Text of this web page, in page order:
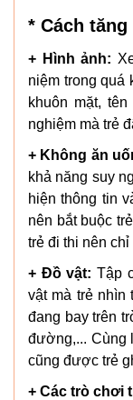
* Cách
+ Hình ảnh:
niệm trong quá
khuôn mặt,
nghiệm mà trẻ
+ Không ăn
khả năng suy
hiện thông tin
nên bắt buộc
trẻ đi thi nên chỉ
+ Đồ vật: Tập
vật mà trẻ nhìn
đang bay trên
đường,... Cùng
cũng được trẻ
+ Các trò chơi